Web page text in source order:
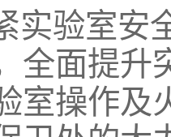
实验室安
全面提升
室操作及